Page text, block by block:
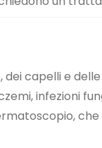
capelli e delle
infezioni